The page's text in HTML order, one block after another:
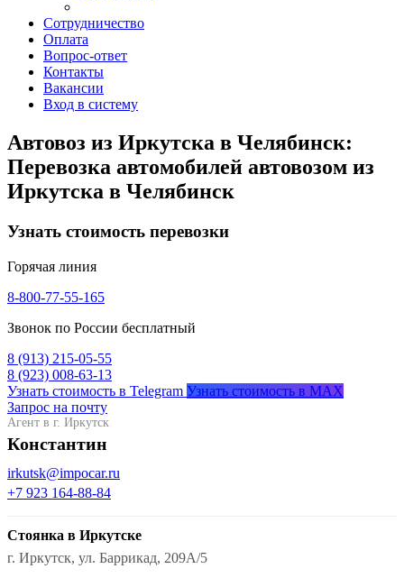
Сотрудничество
Оплата
Вопрос-ответ
Контакты
Вакансии
Вход в систему
Автовоз из Иркутска в Челябинск:
Перевозка автомобилей автовозом из
Иркутска в Челябинск
Узнать стоимость перевозки
Горячая линия
8-800-77-55-165
Звонок по России бесплатный
8 (913) 215-05-55
8 (923) 008-63-13
Узнать стоимость в Telegram Узнать стоимость в MAX
Запрос на почту
Агент в г. Иркутск
Константин
irkutsk@impocar.ru
+7 923 164-88-84
Стоянка в Иркутске
г. Иркутск, ул. Баррикад, 209А/5